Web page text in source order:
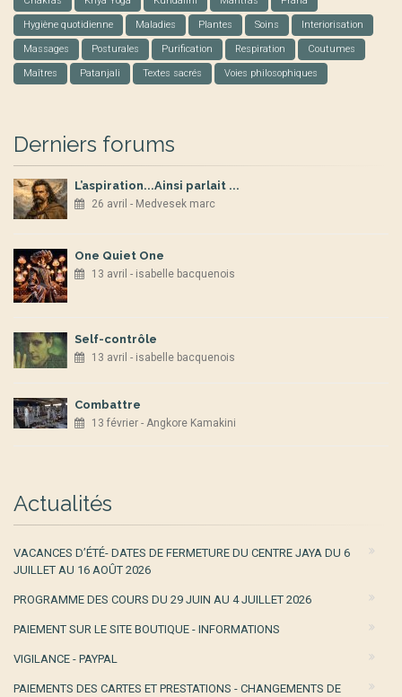
Hygiène quotidienne Maladies Plantes Soins Interiorisation
Massages Posturales Purification Respiration Coutumes
Maîtres Patanjali Textes sacrés Voies philosophiques
Derniers forums
L’aspiration...Ainsi parlait ...
26 avril - Medvesek marc
One Quiet One
13 avril - isabelle bacquenois
Self-contrôle
13 avril - isabelle bacquenois
Combattre
13 février - Angkore Kamakini
Actualités
VACANCES D’ÉTÉ- DATES DE FERMETURE DU CENTRE JAYA DU 6
JUILLET AU 16 AOÛT 2026
PROGRAMME DES COURS DU 29 JUIN AU 4 JUILLET 2026
PAIEMENT SUR LE SITE BOUTIQUE - INFORMATIONS
VIGILANCE - PAYPAL
PAIEMENTS DES CARTES ET PRESTATIONS - CHANGEMENTS DE